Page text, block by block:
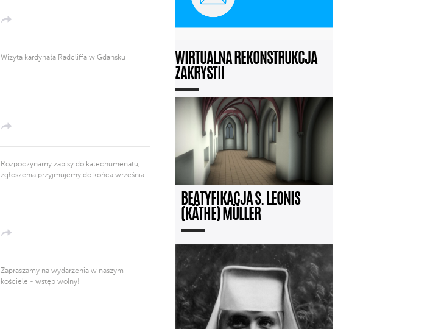
Wizyta kardynała Radcliffa w Gdańsku
Rozpoczynamy zapisy do katechumenatu,
zgłoszenia przyjmujemy do końca września
Zapraszamy na wydarzenia w naszym
kościele - wstęp wolny!
WIRTUALNA REKONSTRUKCJA
ZAKRYSTII
BEATYFIKACJA S. LEONIS
(KÄTHE) MÜLLER